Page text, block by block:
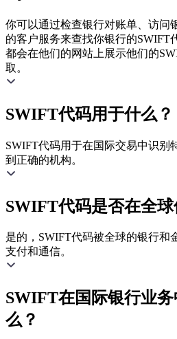
你可以通过检查银行对账单、访问
的客户服务来查找你银行的SWIFT
都会在他们的网站上展示他们的
取。
SWIFT代码用于什么？
SWIFT代码用于在国际交易中识别
到正确的机构。
SWIFT代码是否在全球
是的，SWIFT代码被全球的银行和
支付和通信。
SWIFT在国际银行业
么？